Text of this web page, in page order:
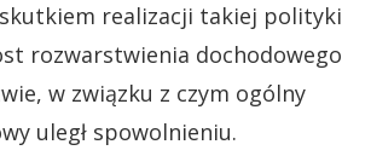
skutkiem realizacji takiej polityki
rozwarstwienia dochodowego
w związku z czym ogólny
uległ spowolnieniu.